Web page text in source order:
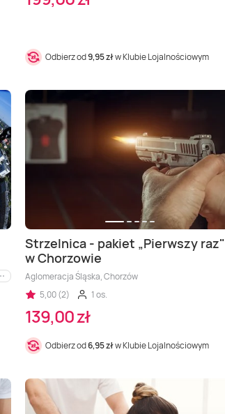
Odbierz od9,95 złw Klubie Lojalnościowym
i inne
Strzelnica - pakiet „Pierwszy raz"
w Chorzowie
Aglomeracja Śląska, Chorzów
5,00 (2)
1 os.
139,00 zł
Odbierz od6,95 złw Klubie Lojalnościowym